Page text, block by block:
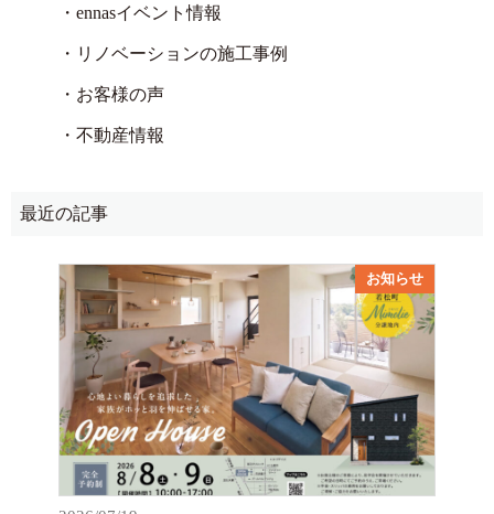
・ennasイベント情報
・リノベーションの施工事例
・お客様の声
・不動産情報
最近の記事
お知らせ